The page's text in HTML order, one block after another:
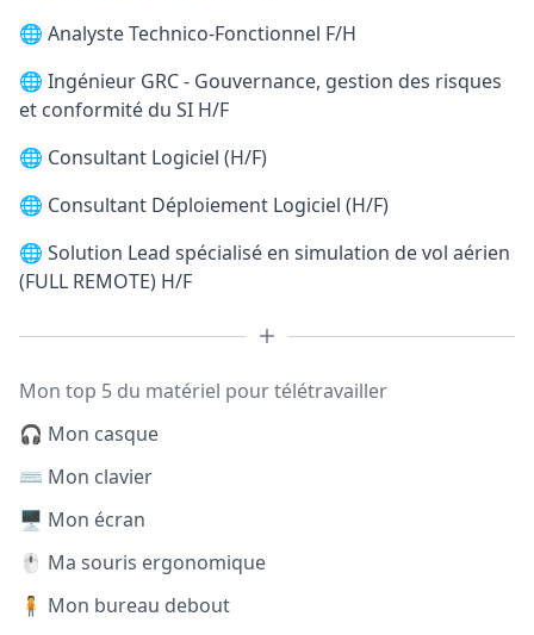
🌐 Analyste Technico-Fonctionnel F/H
🌐 Ingénieur GRC - Gouvernance, gestion des risques
et conformité du SI H/F
🌐 Consultant Logiciel (H/F)
🌐 Consultant Déploiement Logiciel (H/F)
🌐 Solution Lead spécialisé en simulation de vol aérien
(FULL REMOTE) H/F
Mon top 5 du matériel pour télétravailler
🎧 Mon casque
⌨️ Mon clavier
🖥️ Mon écran
🖱️ Ma souris ergonomique
🧍 Mon bureau debout